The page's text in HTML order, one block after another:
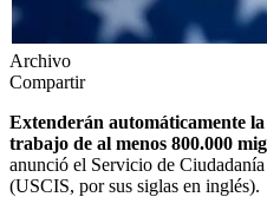
Archivo
Compartir
Extenderán automáticamente
trabajo de al menos 800.000
anunció el Servicio de
(USCIS, por sus siglas en inglés).